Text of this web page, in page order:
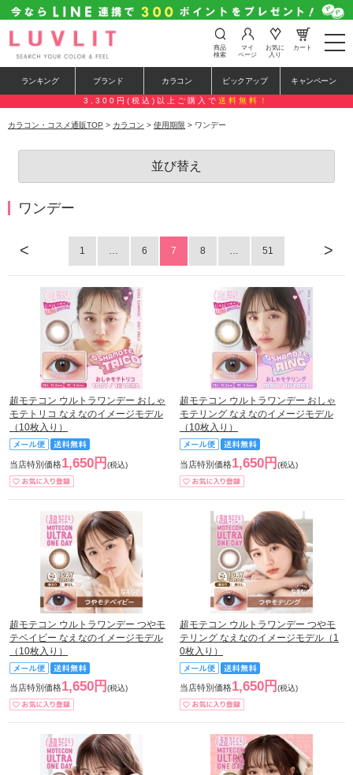
t
o
e
n
t
商品
検索
マイ
ページ
お気に
入り
カート
ランキング ブランド カラコン ピックアップ キャンペーン
3,300円(税込)以上ご購入で 送料無料！
カラコン・コスメ通販TOP > カラコン > 使用期限 > ワンデー
並び替え
ワンデー
< >
1 … 6 7 8 … 51
超モテコン ウルトラワンデー おしゃ
モテトリコ なえなのイメージモデル
（10枚入り）
当店特別価格1,650円 (税込)
超モテコン ウルトラワンデー おしゃ
モテリング なえなのイメージモデル
（10枚入り）
当店特別価格1,650円 (税込)
超モテコン ウルトラワンデー つやモ
テベイビー なえなのイメージモデル
（10枚入り）
当店特別価格1,650円 (税込)
超モテコン ウルトラワンデー つやモ
テリング なえなのイメージモデル（1
0枚入り）
当店特別価格1,650円 (税込)